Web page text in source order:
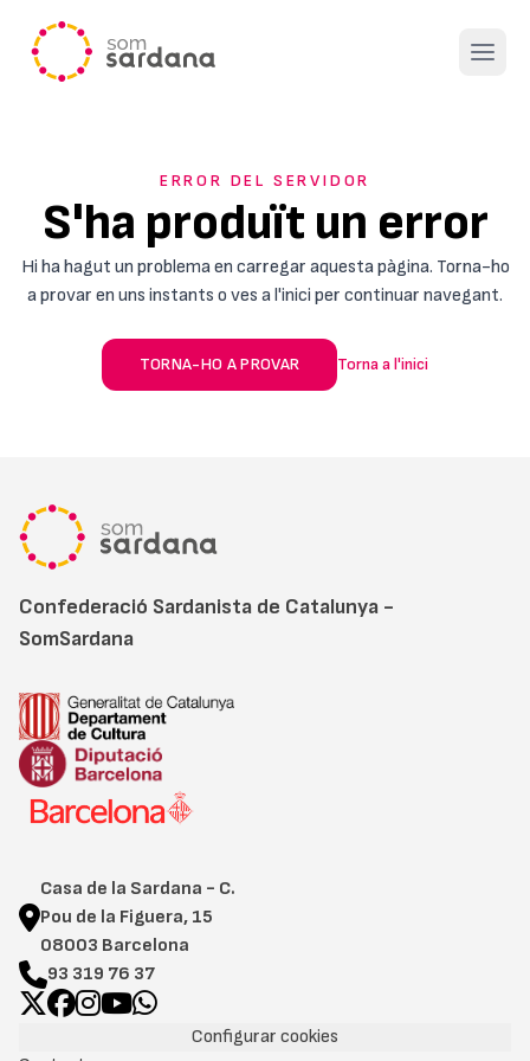
Open
ERROR DEL SERVIDOR
S'ha produït un error
Hi ha hagut un problema en carregar aquesta pàgina. Torna-ho
a provar en uns instants o ves a l'inici per continuar navegant.
TORNA-HO A PROVAR Torna a l'inici
Confederació Sardanista de Catalunya -
SomSardana
Casa de la Sardana - C.
Pou de la Figuera, 15
08003 Barcelona
93 319 76 37
Configurar cookies